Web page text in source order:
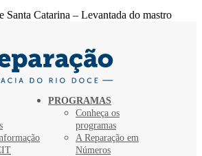
Santa Catarina – Levantada do mastro
PROGRAMAS
Conheça os
programas
A Reparação em
Números